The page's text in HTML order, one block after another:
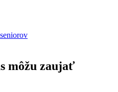
môžu zaujať